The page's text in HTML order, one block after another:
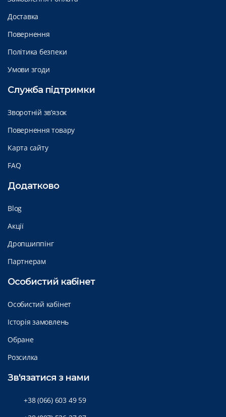
Доставка
Повернення
Політика безпеки
Умови згоди
Служба підтримки
Зворотній зв’язок
Повернення товару
Карта сайту
FAQ
Додатково
Blog
Акції
Дропшиппінг
Партнерам
Особистий кабінет
Особистий кабінет
Історія замовлень
Обране
Розсилка
Зв'язатися з нами
+38 (066) 603 49 59